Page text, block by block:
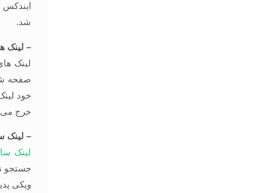
ایندکس
شد.
– لینک
لینک
صفحه
خود
خرج می
– لینک
لینک
جستجو
ویکی